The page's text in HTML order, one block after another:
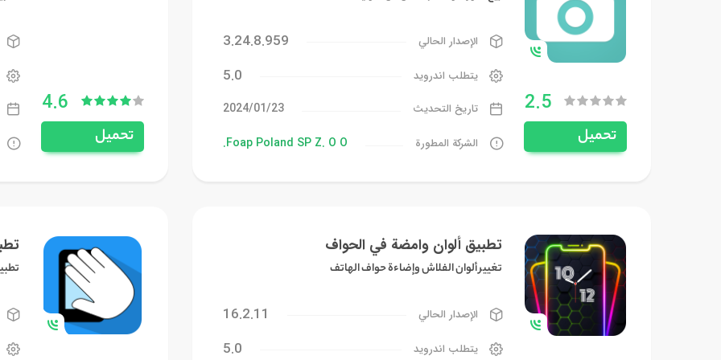
2.5
تحميل
الإصدار الحالي 3.24.8.959
يتطلب اندرويد 5.0
تاريخ التحديث 23‏/01‏/2024
الشركة المطورة Foap Poland SP Z. O O.
4.6
تحميل
تطبيق ألوان وامضة في الحواف
تغيير ألوان الفلاش وإضاءة حواف الهاتف
الإصدار الحالي 16.2.11
يتطلب اندرويد 5.0